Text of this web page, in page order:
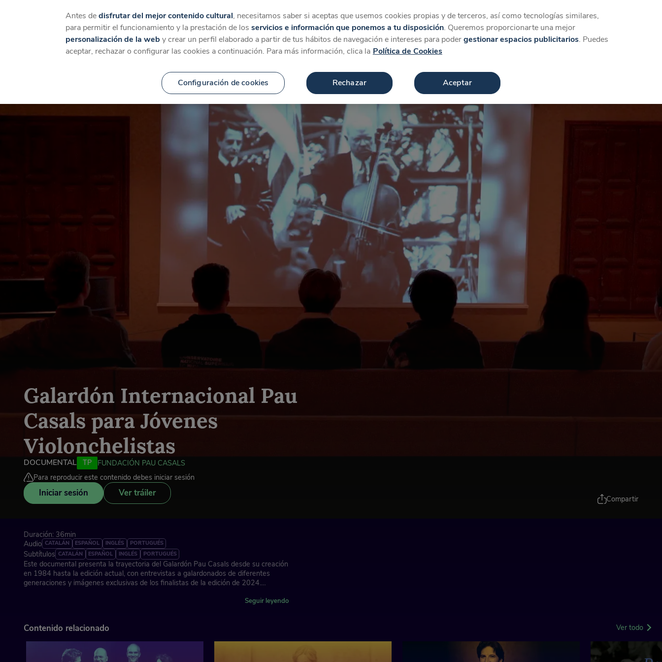
Catálogo Temáticas Categorías Favoritos Más Iniciar sesión Crear cuenta
Galardón Internacional Pau
Casals para Jóvenes
Violonchelistas
DOCUMENTAL TP
FUNDACIÓN PAU CASALS
Para reproducir este contenido debes iniciar sesión
Iniciar sesión Ver tráiler
Compartir
Duración: 36min
Audio CATALÁN ESPAÑOL INGLÉS PORTUGUÉS
Subtítulos CATALÁN ESPAÑOL INGLÉS PORTUGUÉS
Este documental presenta la trayectoria del Galardón Pau Casals desde su creación
en 1984 hasta la edición actual, con entrevistas a galardonados de diferentes
generaciones y imágenes exclusivas de los finalistas de la edición de 2024.
violonchelo de todo el mundo. A través de sus testimonios, descubrimos cómo este
valores humanos.
Realizador: Pep Botey Illa
Seguir leyendo
Contenido relacionado Ver todo
Antes dedisfrutar del mejor contenido cultural, necesitamos saber si aceptas que usemos cookies propias y de terceros, así como tecnologías similares,
para permitir el funcionamiento y la prestación de los servicios e información que ponemos a tu disposición. Queremos proporcionarte una mejor
personalización de la web y crear un perfil elaborado a partir de tus hábitos de navegación e intereses para podergestionar espacios publicitarios. Puedes
aceptar, rechazar o configurar las cookies a continuación. Para más información, clica la Política de Cookies
Configuración de cookies Rechazar Aceptar